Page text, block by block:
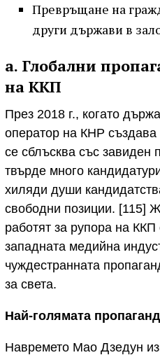
Превръщане на
други държави в
а. Глобални
на ККП
През 2018 г., когато
оператор на КНР
се сблъсква със завиден
твърде много
хиляди души
свободни позиции. [115]
работят за рупора на
западната медийна
чуждестранната
за света.
Най-голямата
Навремето Мао Дзедун